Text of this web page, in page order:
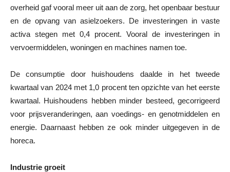
overheid gaf vooral meer uit aan de zorg, het openbaar bestuur
en de opvang van asielzoekers. De investeringen in vaste
activa stegen met 0,4 procent. Vooral de investeringen in
vervoermiddelen, woningen en machines namen toe.
De consumptie door huishoudens daalde in het tweede
kwartaal van 2024 met 1,0 procent ten opzichte van het eerste
kwartaal. Huishoudens hebben minder besteed, gecorrigeerd
voor prijsveranderingen, aan voedings- en genotmiddelen en
energie. Daarnaast hebben ze ook minder uitgegeven in de
horeca.
Industrie groeit